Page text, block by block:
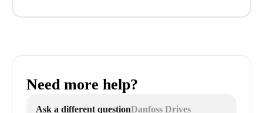
Need more help?
Ask a different questionDanfoss Drives